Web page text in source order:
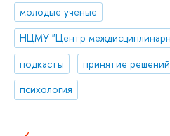
молодые ученые
подкасты
принятие решений
психология